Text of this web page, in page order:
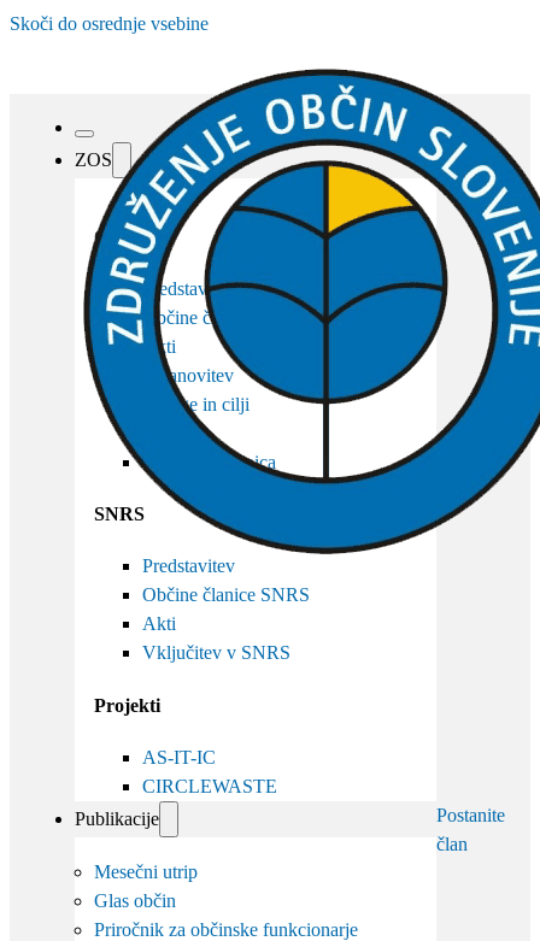
Skoči do osrednje vsebine
ZOS
O ZOS
Predstavitev
Občine članice
Akti
Ustanovitev
Naloge in cilji
Osebna izkaznica
SNRS
Predstavitev
Občine članice SNRS
Akti
Vključitev v SNRS
Projekti
AS-IT-IC
CIRCLEWASTE
Publikacije
Mesečni utrip
Glas občin
Priročnik za občinske funkcionarje
Postanite
član